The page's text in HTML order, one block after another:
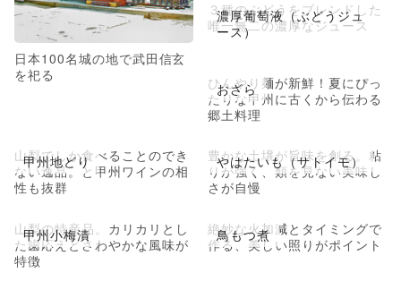
日本100名城の地で武田信玄
を祀る
濃厚葡萄液（ぶどうジュ
ース）
３種のぶどうをブレンドした
唯一無二の濃厚なジュース
おざら
ひんやり麺が新鮮！夏にぴっ
たりな甲州に古くから伝わる
郷土料理
甲州地どり
山梨でしか食べることのでき
ない逸品。と甲州ワインの相
性も抜群
やはたいも（サトイモ）
豊かな土壌が旨味を創る。粘
りが強く、類を見ない美味し
さが自慢
甲州小梅漬
山梨の特産品。カリカリとし
た歯応えとさわやかな風味が
特徴
鳥もつ煮
絶妙な火加減とタイミングで
作る、美しい照りがポイント